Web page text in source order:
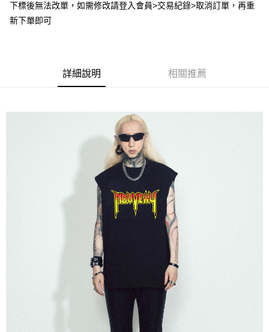
悠遊付
全家取貨付款
每筆NT$60，滿NT$399(含以上)免運費
每筆NT$60，滿NT$399(含以上)免運費
每筆NT$60，滿NT$399(含以上)免運費
每筆NT$150，滿NT$6,000(含以上)免運費
下標後無法改單，如需修改請登入會員>交易紀錄>取消訂單，再重
新下單即可
詳細說明 相關推薦